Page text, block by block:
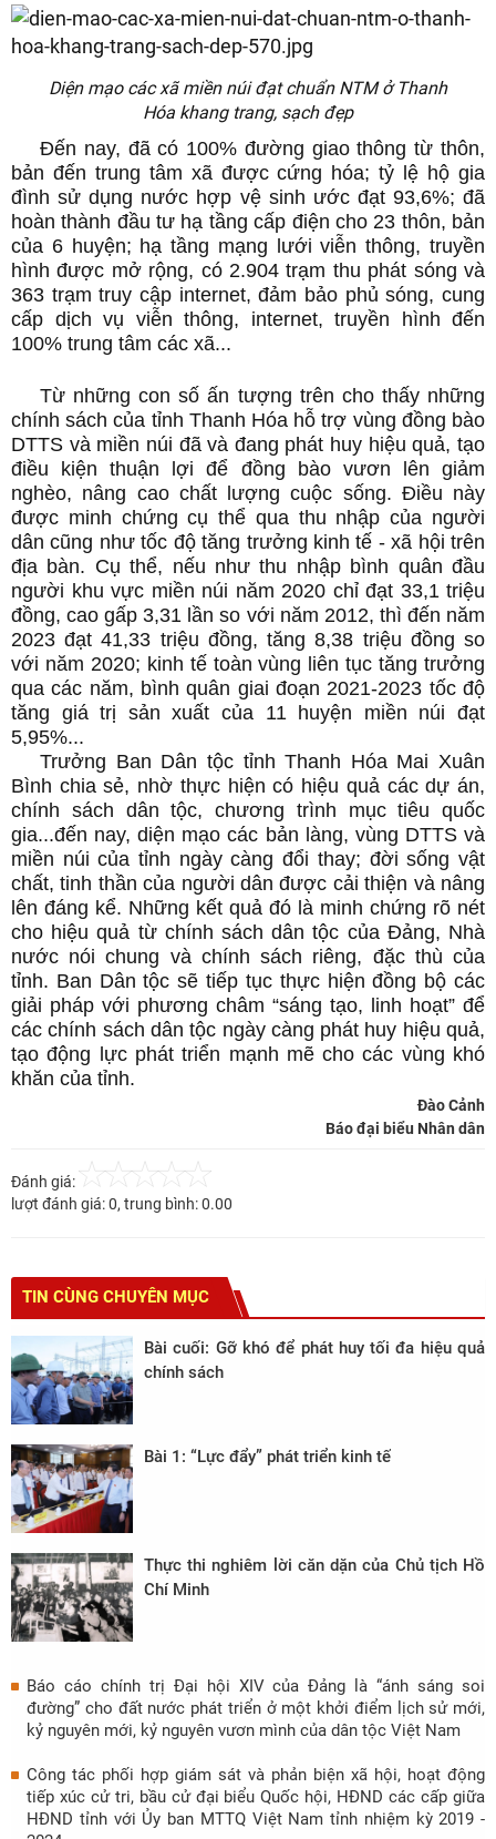
Diện mạo các xã miền núi đạt chuẩn NTM ở Thanh
Hóa khang trang, sạch đẹp
Đến nay, đã có 100% đường giao thông từ thôn,
bản đến trung tâm xã được cứng hóa; tỷ lệ hộ gia
đình sử dụng nước hợp vệ sinh ước đạt 93,6%; đã
hoàn thành đầu tư hạ tầng cấp điện cho 23 thôn, bản
của 6 huyện; hạ tầng mạng lưới viễn thông, truyền
hình được mở rộng, có 2.904 trạm thu phát sóng và
363 trạm truy cập internet, đảm bảo phủ sóng, cung
cấp dịch vụ viễn thông, internet, truyền hình đến
100% trung tâm các xã...
Từ những con số ấn tượng trên cho thấy những
chính sách của tỉnh Thanh Hóa hỗ trợ vùng đồng bào
DTTS và miền núi đã và đang phát huy hiệu quả, tạo
điều kiện thuận lợi để đồng bào vươn lên giảm
nghèo, nâng cao chất lượng cuộc sống. Điều này
được minh chứng cụ thể qua thu nhập của người
dân cũng như tốc độ tăng trưởng kinh tế - xã hội trên
địa bàn. Cụ thể, nếu như thu nhập bình quân đầu
người khu vực miền núi năm 2020 chỉ đạt 33,1 triệu
đồng, cao gấp 3,31 lần so với năm 2012, thì đến năm
2023 đạt 41,33 triệu đồng, tăng 8,38 triệu đồng so
với năm 2020; kinh tế toàn vùng liên tục tăng trưởng
qua các năm, bình quân giai đoạn 2021-2023 tốc độ
tăng giá trị sản xuất của 11 huyện miền núi đạt
5,95%...
Trưởng Ban Dân tộc tỉnh Thanh Hóa Mai Xuân
Bình chia sẻ, nhờ thực hiện có hiệu quả các dự án,
chính sách dân tộc, chương trình mục tiêu quốc
gia...đến nay, diện mạo các bản làng, vùng DTTS và
miền núi của tỉnh ngày càng đổi thay; đời sống vật
chất, tinh thần của người dân được cải thiện và nâng
lên đáng kể. Những kết quả đó là minh chứng rõ nét
cho hiệu quả từ chính sách dân tộc của Đảng, Nhà
nước nói chung và chính sách riêng, đặc thù của
tỉnh. Ban Dân tộc sẽ tiếp tục thực hiện đồng bộ các
giải pháp với phương châm “sáng tạo, linh hoạt” để
các chính sách dân tộc ngày càng phát huy hiệu quả,
tạo động lực phát triển mạnh mẽ cho các vùng khó
khăn của tỉnh.
Đào Cảnh
Báo đại biểu Nhân dân
Đánh giá:
lượt đánh giá:0, trung bình:0.00
TIN CÙNG CHUYÊN MỤC
Bài cuối: Gỡ khó để phát huy tối đa hiệu quả
chính sách
Bài 1: “Lực đẩy” phát triển kinh tế
Thực thi nghiêm lời căn dặn của Chủ tịch Hồ
Chí Minh
Báo cáo chính trị Đại hội XIV của Đảng là “ánh sáng soi
đường” cho đất nước phát triển ở một khởi điểm lịch sử mới,
kỷ nguyên mới, kỷ nguyên vươn mình của dân tộc Việt Nam
Công tác phối hợp giám sát và phản biện xã hội, hoạt động
tiếp xúc cử tri, bầu cử đại biểu Quốc hội, HĐND các cấp giữa
HĐND tỉnh với Ủy ban MTTQ Việt Nam tỉnh nhiệm kỳ 2019 -